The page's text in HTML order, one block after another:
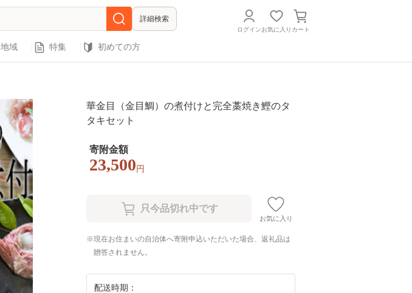
詳細検索
ログインお気に入り カート
地域 特集 初めての方
華金目（金目鯛）の煮付けと完全藁焼き鰹のタ
タキセット
寄附金額
23,500 円
お気に入り
現在お住まいの自治体へ寄附申込いただいた場合、返礼品は
贈答されません。
配送時期：